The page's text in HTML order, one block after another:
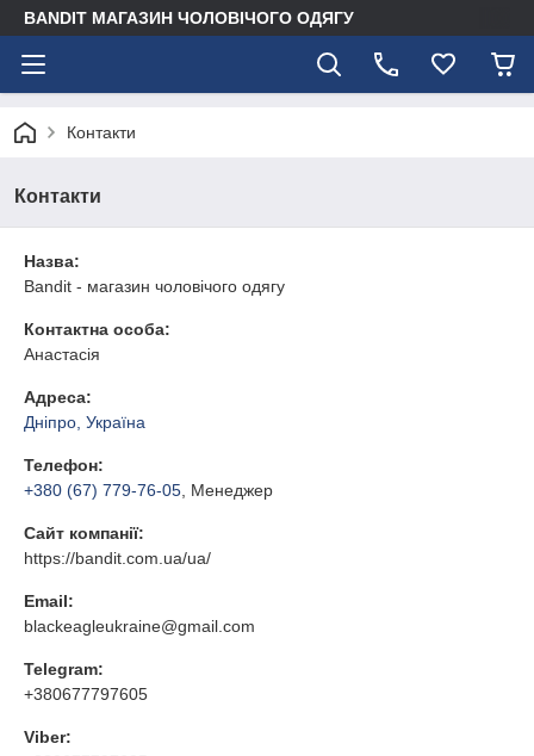
BANDIT МАГАЗИН ЧОЛОВІЧОГО ОДЯГУ
Контакти
Контакти
Назва:
Bandit - магазин чоловічого одягу
Контактна особа:
Анастасія
Адреса:
Дніпро, Україна
Телефон:
+380 (67) 779-76-05 , Менеджер
Сайт компанії:
https://bandit.com.ua/ua/
Email:
blackeagleukraine@gmail.com
Telegram:
+380677797605
Viber: